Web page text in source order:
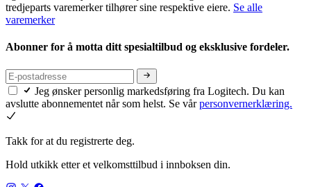
tredjeparts varemerker tilhører sine respektive eiere. Se alle
varemerker
Abonner for å motta ditt spesialtilbud og eksklusive fordeler.
Jeg ønsker personlig markedsføring fra Logitech. Du kan
avslutte abonnementet når som helst. Se vårpersonvernerklæring.
Takk for at du registrerte deg.
Hold utkikk etter et velkomsttilbud i innboksen din.